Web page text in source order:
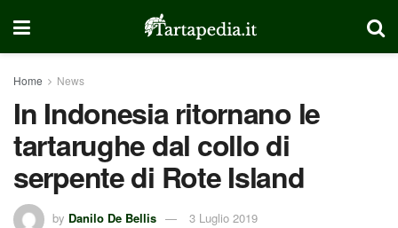
Home News
In Indonesia ritornano le
tartarughe dal collo di
serpente di Rote Island
by Danilo De Bellis 3 Luglio 2019